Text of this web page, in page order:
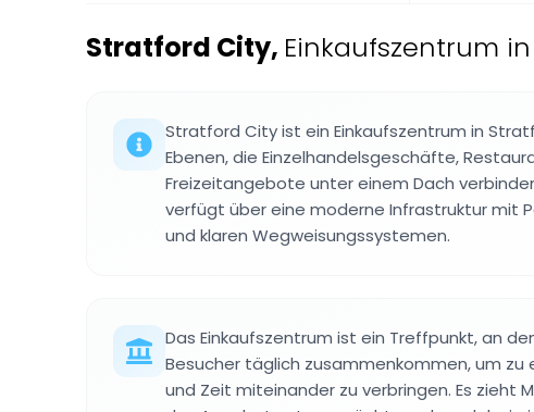
Stratford City, Einkaufszentrum
Stratford City ist ein Einkaufszentrum in
Ebenen, die Einzelhandelsgeschäfte,
Freizeitangebote unter einem Dach
verfügt über eine moderne Infrastruktur mit
und klaren Wegweisungssystemen.
Das Einkaufszentrum ist ein Treffpunkt, an
Besucher täglich zusammenkommen, um zu
und Zeit miteinander zu verbringen. Es zieht